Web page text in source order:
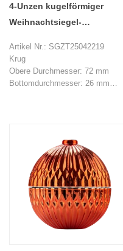
4-Unzen kugelförmiger
Weihnachtsiegel-
Großhandel
Artikel Nr.: SGZT25042219
Krug
Obere Durchmesser: 72 mm
Bottomdurchmesser: 26 mm
Top Dia: 15 mm
Unterer Durchmesser: 80 mm
Höhe: 46 mm
Gewicht: 95 g
MOQ: 1000 Stücke